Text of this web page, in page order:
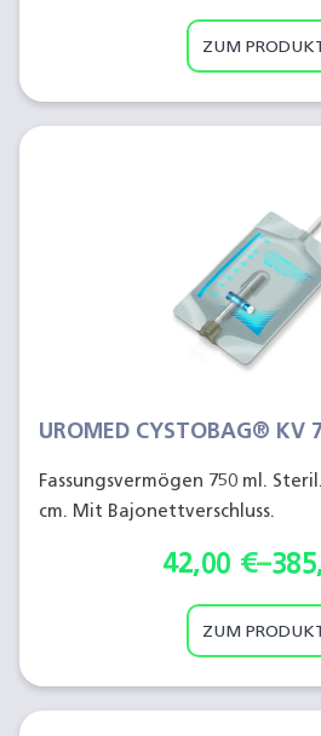
ZUM
UROMED CYSTOBAG®
Fassungsvermögen 750 ml.
cm. Mit Bajonettverschluss.
42,00 €–
ZUM